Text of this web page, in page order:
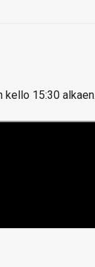
kello 15:30